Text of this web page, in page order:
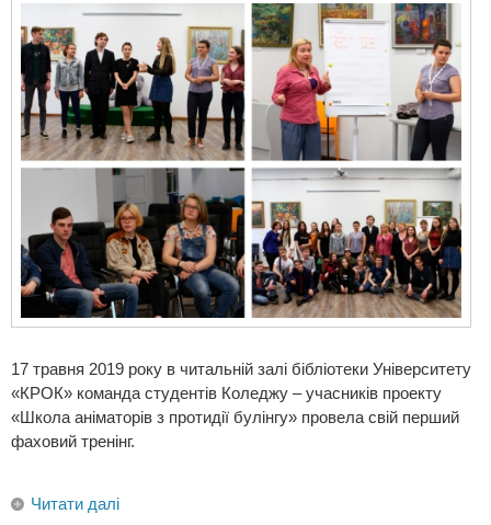
17 травня 2019 року в читальній залі бібліотеки Університету
«КРОК» команда студентів Коледжу – учасників проекту
«Школа аніматорів з протидії булінгу» провела свій перший
фаховий тренінг.
Читати далі